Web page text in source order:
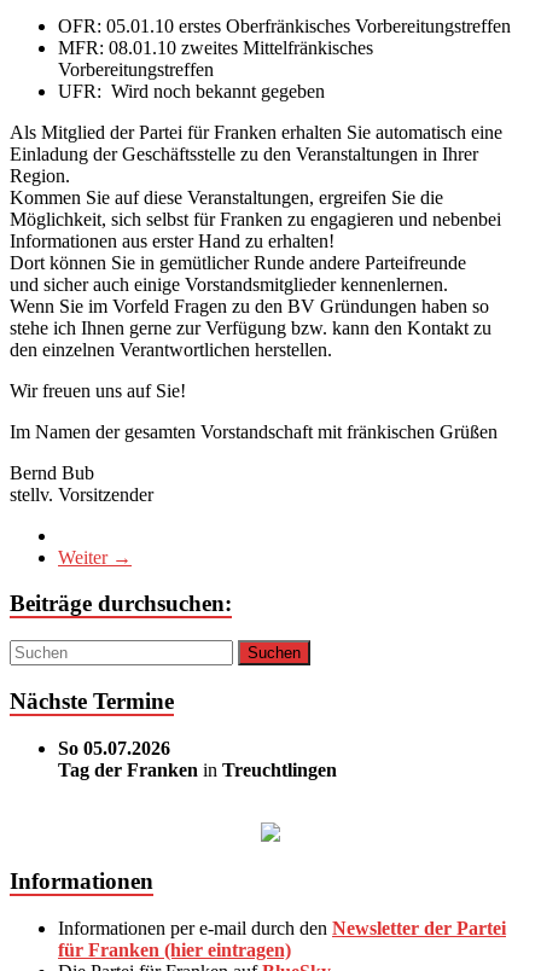
OFR: 05.01.10 erstes Oberfränkisches Vorbereitungstreffen
MFR: 08.01.10 zweites Mittelfränkisches
Vorbereitungstreffen
UFR: Wird noch bekannt gegeben
Als Mitglied der Partei für Franken erhalten Sie automatisch eine
Einladung der Geschäftsstelle zu den Veranstaltungen in Ihrer
Region.
Kommen Sie auf diese Veranstaltungen, ergreifen Sie die
Möglichkeit, sich selbst für Franken zu engagieren und nebenbei
Informationen aus erster Hand zu erhalten!
Dort können Sie in gemütlicher Runde andere Parteifreunde
und sicher auch einige Vorstandsmitglieder kennenlernen.
Wenn Sie im Vorfeld Fragen zu den BV Gründungen haben so
stehe ich Ihnen gerne zur Verfügung bzw. kann den Kontakt zu
den einzelnen Verantwortlichen herstellen.
Wir freuen uns auf Sie!
Im Namen der gesamten Vorstandschaft mit fränkischen Grüßen
Bernd Bub
stellv. Vorsitzender
Weiter →
Beiträge durchsuchen:
Nächste Termine
So 05.07.2026
Tag der Franken in Treuchtlingen
Informationen
Informationen per e-mail durch den Newsletter der Partei
für Franken (hier eintragen)